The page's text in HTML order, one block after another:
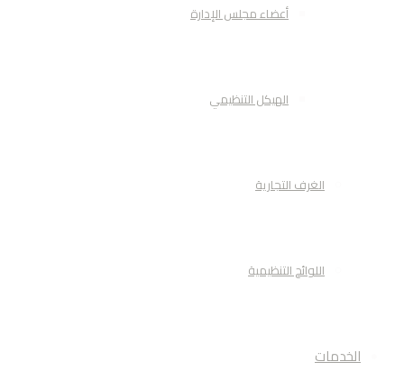
أعضاء مجلس الإدارة
الهيكل التنظيمي
الغرف التجارية
اللوائح التنظيمية
الخدمات